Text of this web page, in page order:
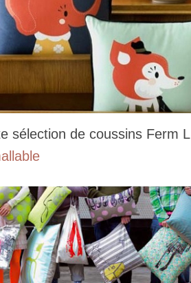
sélection de coussins Ferm